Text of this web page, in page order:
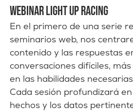
WEBINAR LIGHT UP RACING
En el primero de una serie
seminarios web, nos
contenido y las respuestas
conversaciones difíciles,
en las habilidades
Cada sesión profundizará
hechos y los datos